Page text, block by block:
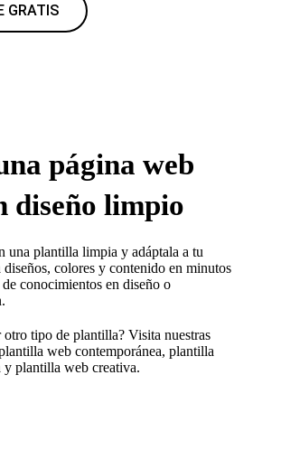
GRATIS
página web
diseño limpio
una plantilla limpia y adáptala a tu
diseños, colores y contenido en minutos
conocimientos en diseño o
otro tipo de plantilla? Visita nuestras
web contemporánea,plantilla
yplantilla web creativa.